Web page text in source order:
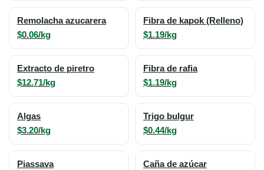
Remolacha azucarera
$0.06/kg
Fibra de kapok (Relleno)
$1.19/kg
Extracto de piretro
$12.71/kg
Fibra de rafia
$1.19/kg
Algas
$3.20/kg
Trigo bulgur
$0.44/kg
Piassava Caña de azúcar